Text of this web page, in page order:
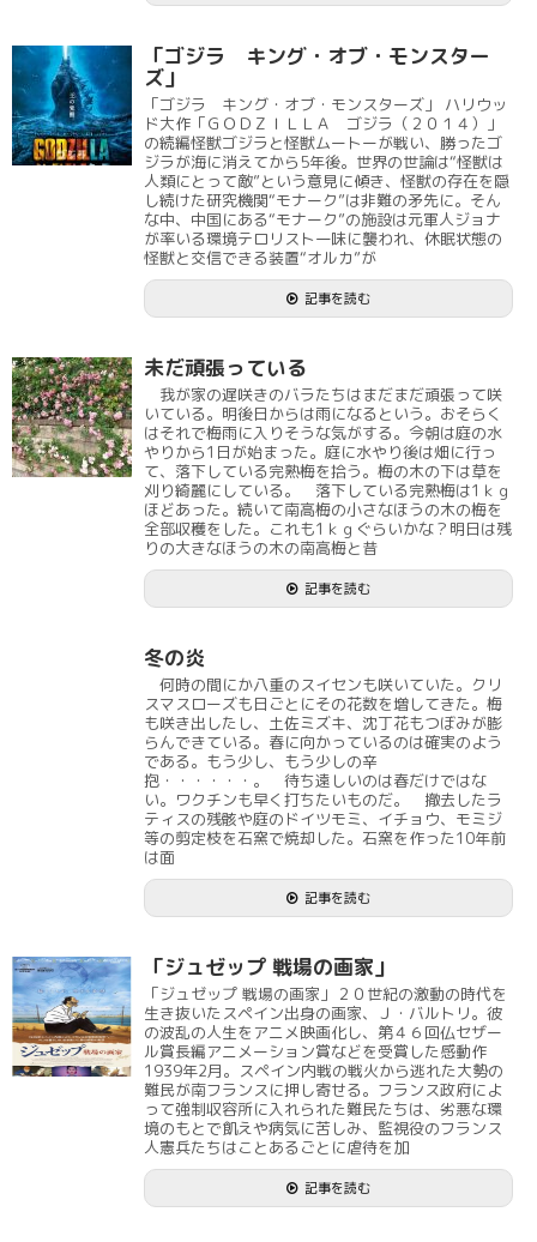
「ゴジラ キング・オブ・モンスター
ズ」
「ゴジラ キング・オブ・モンスターズ」 ハリウッ
ド大作「ＧＯＤＺＩＬＬＡ ゴジラ（２０１４）」
の続編怪獣ゴジラと怪獣ムートーが戦い、勝ったゴ
ジラが海に消えてから5年後。世界の世論は“怪獣は
人類にとって敵”という意見に傾き、怪獣の存在を隠
し続けた研究機関“モナーク”は非難の矛先に。そん
な中、中国にある“モナーク”の施設は元軍人ジョナ
が率いる環境テロリスト一味に襲われ、休眠状態の
怪獣と交信できる装置“オルカ”が
記事を読む
未だ頑張っている
我が家の遅咲きのバラたちはまだまだ頑張って咲
いている。明後日からは雨になるという。おそらく
はそれで梅雨に入りそうな気がする。今朝は庭の水
やりから1日が始まった。庭に水やり後は畑に行っ
て、落下している完熟梅を拾う。梅の木の下は草を
刈り綺麗にしている。 落下している完熟梅は1ｋｇ
ほどあった。続いて南高梅の小さなほうの木の梅を
全部収穫をした。これも1ｋｇぐらいかな？明日は残
りの大きなほうの木の南高梅と昔
記事を読む
冬の炎
何時の間にか八重のスイセンも咲いていた。クリ
スマスローズも日ごとにその花数を増してきた。梅
も咲き出したし、土佐ミズキ、沈丁花もつぼみが膨
らんできている。春に向かっているのは確実のよう
である。もう少し、もう少しの辛
抱・・・・・・。 待ち遠しいのは春だけではな
い。ワクチンも早く打ちたいものだ。 撤去したラ
ティスの残骸や庭のドイツモミ、イチョウ、モミジ
等の剪定枝を石窯で焼却した。石窯を作った10年前
は面
記事を読む
「ジュゼップ 戦場の画家」
「ジュゼップ 戦場の画家」２０世紀の激動の時代を
生き抜いたスペイン出身の画家、Ｊ・バルトリ。彼
の波乱の人生をアニメ映画化し、第４６回仏セザー
ル賞長編アニメーション賞などを受賞した感動作
1939年2月。スペイン内戦の戦火から逃れた大勢の
難民が南フランスに押し寄せる。フランス政府によ
って強制収容所に入れられた難民たちは、劣悪な環
境のもとで飢えや病気に苦しみ、監視役のフランス
人憲兵たちはことあるごとに虐待を加
記事を読む